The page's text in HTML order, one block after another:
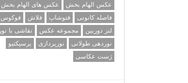
عکس الهام بخش
عکس های الهام بخش
فاصله کانونی
فتوشاپ فلاش
فوکوس
لنز دوربین
مجموعه عکس نقاشی با نور
نوردهی طولانی
نورپردازی
پرسپکتیو
ژست عکاسی